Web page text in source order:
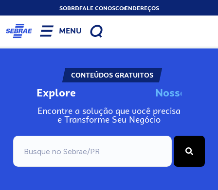
SOBREFALE CONOSCOENDEREÇOS
MENU
CONTEÚDOS GRATUITOS
Explore Nosso
Encontre a solução que você precisa
e Transforme Seu Negócio